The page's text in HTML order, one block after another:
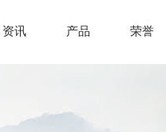
资讯 产品 荣誉